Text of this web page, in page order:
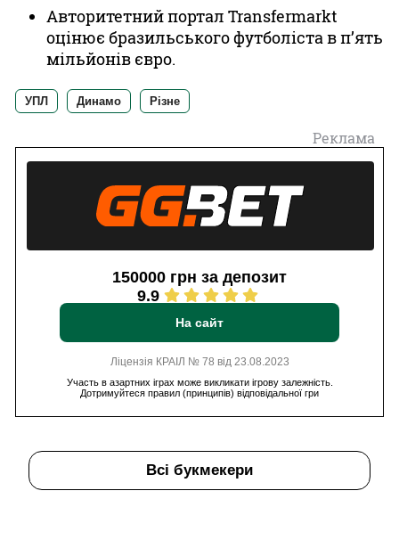
Авторитетний портал Transfermarkt
оцінює бразильського футболіста в п’ять
мільйонів євро.
УПЛ Динамо Різне
Реклама
150000 грн за депозит
9.9
На сайт
Ліцензія КРАІЛ № 78 від 23.08.2023
Участь в азартних іграх може викликати ігрову залежність.
Дотримуйтеся правил (принципів) відповідальної гри
Всі букмекери